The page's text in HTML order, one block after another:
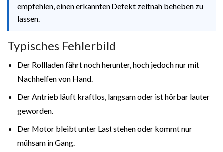
empfehlen, einen erkannten Defekt zeitnah beheben zu
lassen.
Typisches Fehlerbild
Der Rollladen fährt noch herunter, hoch jedoch nur mit
Nachhelfen von Hand.
Der Antrieb läuft kraftlos, langsam oder ist hörbar lauter
geworden.
Der Motor bleibt unter Last stehen oder kommt nur
mühsam in Gang.